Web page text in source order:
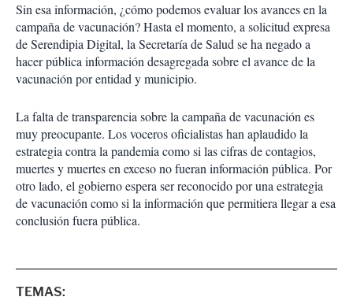
Sin esa información, ¿cómo podemos evaluar los avances en la
campaña de vacunación? Hasta el momento, a solicitud expresa
de Serendipia Digital, la Secretaría de Salud se ha negado a
hacer pública información desagregada sobre el avance de la
vacunación por entidad y municipio.
La falta de transparencia sobre la campaña de vacunación es
muy preocupante. Los voceros oficialistas han aplaudido la
estrategia contra la pandemia como si las cifras de contagios,
muertes y muertes en exceso no fueran información pública. Por
otro lado, el gobierno espera ser reconocido por una estrategia
de vacunación como si la información que permitiera llegar a esa
conclusión fuera pública.
TEMAS: